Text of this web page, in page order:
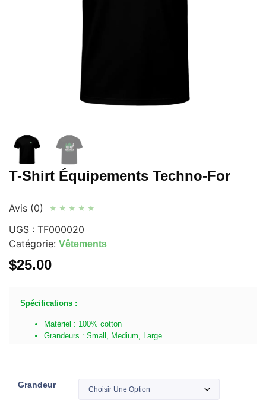
T-Shirt Équipements Techno-For
Avis (0) ★ ★ ★ ★ ★
UGS : TF000020
Catégorie: Vêtements
$25.00
Spécifications :
Matériel : 100% cotton
Grandeurs : Small, Medium, Large
Grandeur